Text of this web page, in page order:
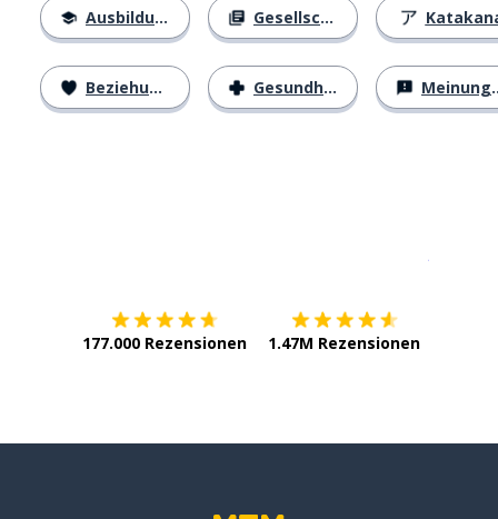
Ausbildung
Beziehungen
Gesellschaft
Gesundheit Meinungen
177.000 Rezensionen 1.47M Rezensionen